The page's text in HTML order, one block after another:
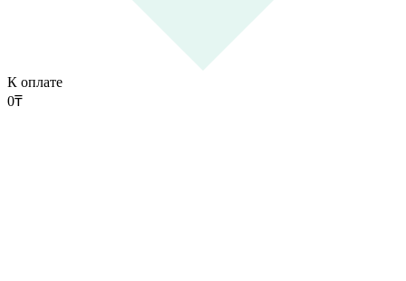
К оплате
0₸